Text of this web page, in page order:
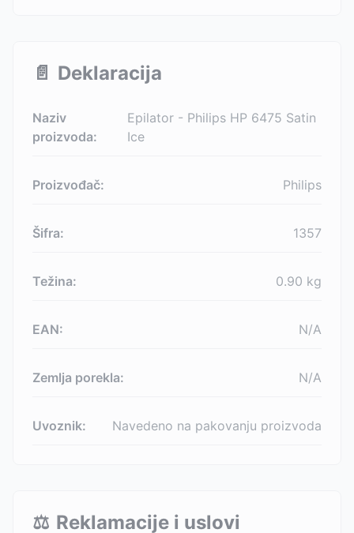
📄 Deklaracija
Naziv
proizvoda:
Epilator - Philips HP 6475 Satin
Ice
Proizvođač: Philips
Šifra: 1357
Težina: 0.90 kg
EAN: N/A
Zemlja porekla: N/A
Uvoznik: Navedeno na pakovanju proizvoda
⚖️ Reklamacije i uslovi